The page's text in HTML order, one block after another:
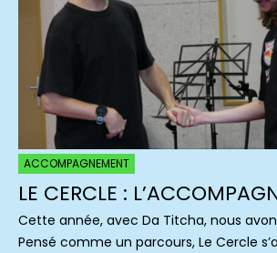
ACCOMPAGNEMENT
LE CERCLE :
Cette année, avec Da Titcha, nous
Pensé comme un parcours, Le Cercle